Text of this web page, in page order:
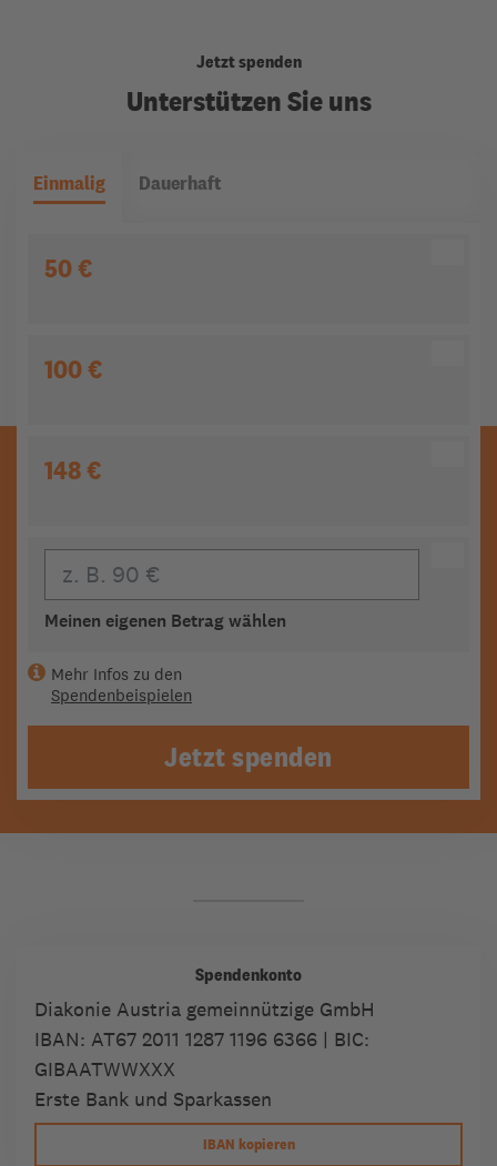
Jetzt spenden
Unterstützen Sie uns
Einmalig Dauerhaft
50 €
100 €
148 €
Meinen eigenen Betrag wählen
Mehr Infos zu den
Spendenbeispielen
Jetzt spenden
Spendenkonto
Diakonie Austria gemeinnützige GmbH
IBAN: AT67 2011 1287 1196 6366 | BIC:
GIBAATWWXXX
Erste Bank und Sparkassen
IBAN kopieren